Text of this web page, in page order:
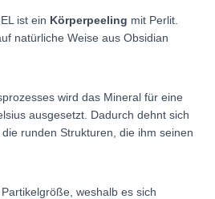
ist ein Körperpeeling mit Perlit.
natürliche Weise aus Obsidian
wird das Mineral für eine
ausgesetzt. Dadurch dehnt sich
runden Strukturen, die ihm seinen
weshalb es sich